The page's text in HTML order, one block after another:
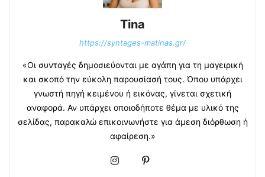
Tina
https://syntages-matinas.gr/
«Οι συνταγές δημοσιεύονται με αγάπη για τη μαγειρική
και σκοπό την εύκολη παρουσίασή τους. Όπου υπάρχει
γνωστή πηγή κειμένου ή εικόνας, γίνεται σχετική
αναφορά. Αν υπάρχει οποιοδήποτε θέμα με υλικό της
σελίδας, παρακαλώ επικοινωνήστε για άμεση διόρθωση ή
αφαίρεση.»